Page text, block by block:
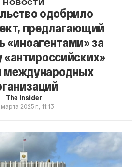
НОВОСТИ
одобрило
предлагающий
«иноагентами» за
международных
The Insider
марта 2025 г., 11:13